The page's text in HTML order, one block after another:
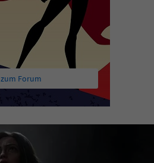
zum Forum